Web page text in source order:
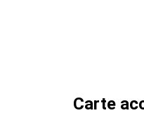
Carte